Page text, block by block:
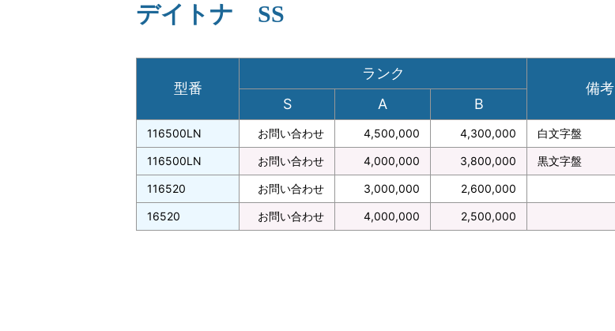
デイトナ SS
型番
ランク
備考
S
A B
116500LN お問い合わせ 4,500,000 4,300,000 白文字盤
116500LN お問い合わせ 4,000,000 3,800,000 黒文字盤
116520 お問い合わせ 3,000,000 2,600,000
16520 お問い合わせ 4,000,000 2,500,000